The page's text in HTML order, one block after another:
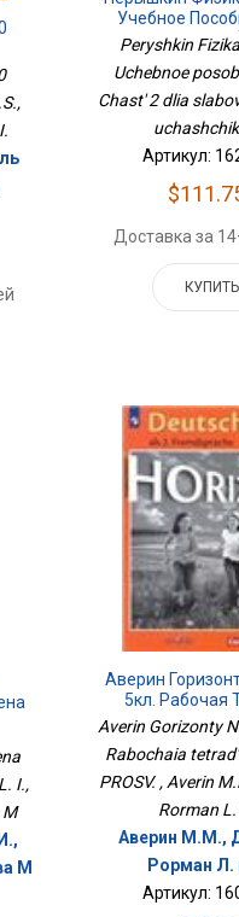
Учебное
Часть 2 Для
Peryshkin
Uchebnoe
Chast' 2 dlia
Артикул:
Доставка за
КУПИТЬ
I.,
M
М
Аверин
5кл. Рабочая
ФП2019 ИП
Averin Gorizonty
Rabochaia
PROSV. , Averin
Rorman L.
Аверин М.М.,
Рорман Л.
Артикул: